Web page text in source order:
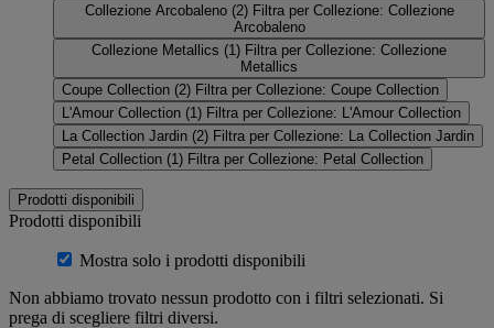
Collezione Arcobaleno (2) Filtra per Collezione: Collezione
Arcobaleno
Collezione Metallics (1) Filtra per Collezione: Collezione
Metallics
Coupe Collection (2) Filtra per Collezione: Coupe Collection
L'Amour Collection (1) Filtra per Collezione: L'Amour Collection
La Collection Jardin (2) Filtra per Collezione: La Collection Jardin
Petal Collection (1) Filtra per Collezione: Petal Collection
Prodotti disponibili
Prodotti disponibili
Mostra solo i prodotti disponibili
Non abbiamo trovato nessun prodotto con i filtri selezionati. Si
prega di scegliere filtri diversi.